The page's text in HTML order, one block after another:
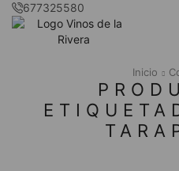
677325580
Inicio